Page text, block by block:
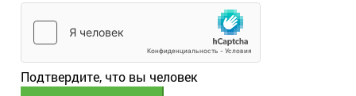
Подтвердите, что вы человек